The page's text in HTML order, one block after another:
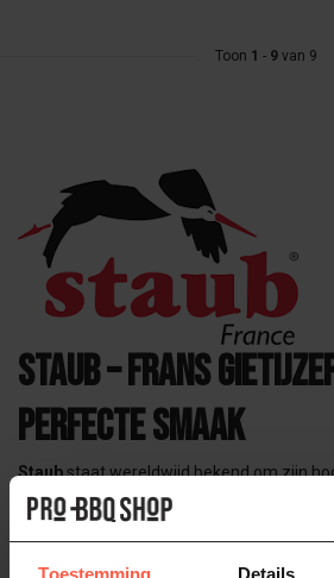
Toestemming Details
Toon 1 - 9 van 9
Staub – Frans
perfecte smaak
Staubstaat wereldwijd bekend om zijn
vangeëmailleerd gietijzer en keramiek
combineert traditioneel vakmanschap
en wordt gewaardeerd door zowel
enthousiaste thuiskoks.